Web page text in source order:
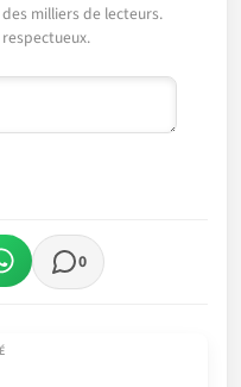
milliers de lecteurs.
0